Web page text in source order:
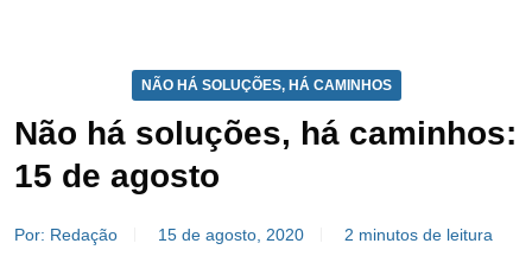
NÃO HÁ SOLUÇÕES, HÁ CAMINHOS
Não há soluções, há caminhos:
15 de agosto
Por: Redação 15 de agosto, 2020 2 minutos de leitura